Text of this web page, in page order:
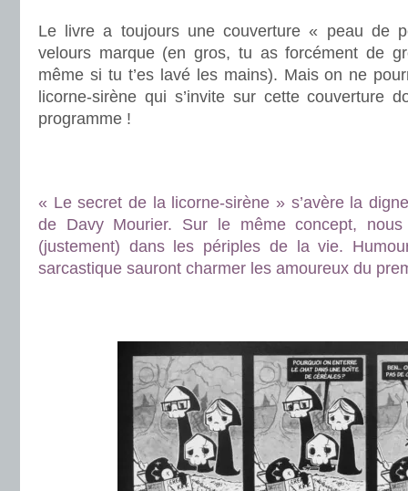
Le livre a toujours une couverture « peau de
velours marque (en gros, tu as forcément de
même si tu t’es lavé les mains). Mais on ne
licorne-sirène qui s’invite sur cette couverture
programme !
« Le secret de la licorne-sirène » s’avère la
de Davy Mourier. Sur le même concept,
(justement) dans les périples de la vie.
sarcastique sauront charmer les amoureux du